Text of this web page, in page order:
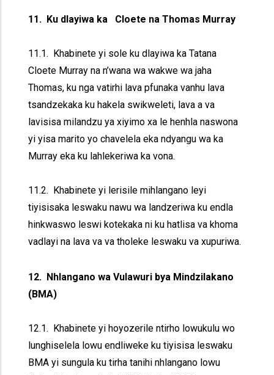
11. Ku dlayiwa ka Cloete na Thomas Murray
11.1. Khabinete yi sole ku dlayiwa ka Tatana
Cloete Murray na n’wana wa wakwe wa jaha
Thomas, ku nga vatirhi lava pfunaka vanhu lava
tsandzekaka ku hakela swikweleti, lava a va
lavisisa milandzu ya xiyimo xa le henhla naswona
yi yisa marito yo chavelela eka ndyangu wa ka
Murray eka ku lahlekeriwa ka vona.
11.2. Khabinete yi lerisile mihlangano leyi
tiyisisaka leswaku nawu wa landzeriwa ku endla
hinkwaswo leswi kotekaka ni ku hatlisa va khoma
vadlayi na lava va va tholeke leswaku va xupuriwa.
12. Nhlangano wa Vulawuri bya Mindzilakano
(BMA)
12.1. Khabinete yi hoyozerile ntirho lowukulu wo
lunghiselela lowu endliweke ku tiyisisa leswaku
BMA yi sungula ku tirha tanihi nhlangano lowu